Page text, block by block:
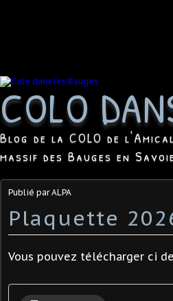
COLO
Blog de la COLO de
massif des Bauges en
Publié par ALPA
Plaquette
Vous pouvez télécharger ci